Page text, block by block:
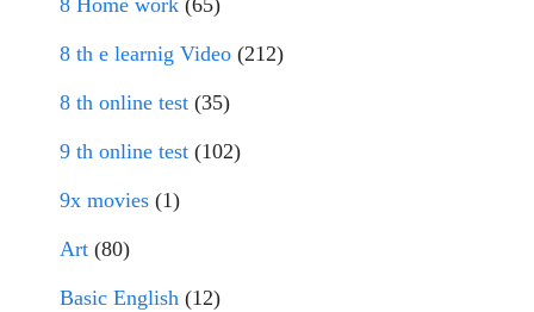
8 Home work (65)
8 th e learnig Video (212)
8 th online test (35)
9 th online test (102)
9x movies (1)
Art (80)
Basic English (12)